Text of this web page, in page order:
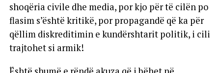
shoqëria civile dhe media, por kjo për të cilën po
flasim s’është kritikë, por propagandë që ka për
qëllim diskreditimin e kundërshtarit politik, i cili
trajtohet si armik!